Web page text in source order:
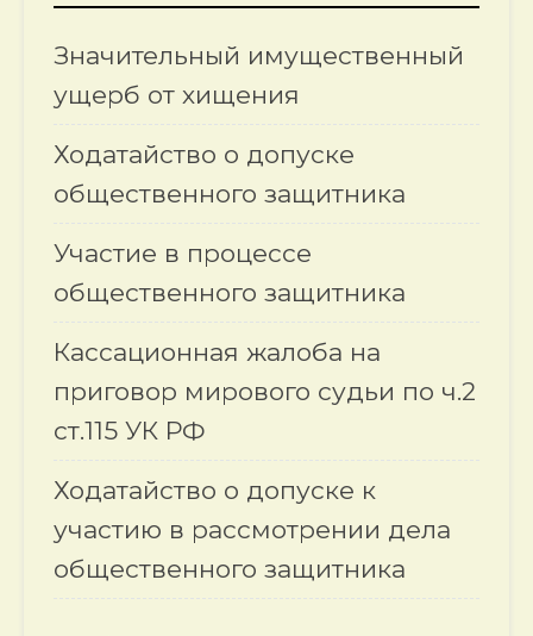
Значительный имущественный
ущерб от хищения
Ходатайство о допуске
общественного защитника
Участие в процессе
общественного защитника
Кассационная жалоба на
приговор мирового судьи по ч.2
ст.115 УК РФ
Ходатайство о допуске к
участию в рассмотрении дела
общественного защитника